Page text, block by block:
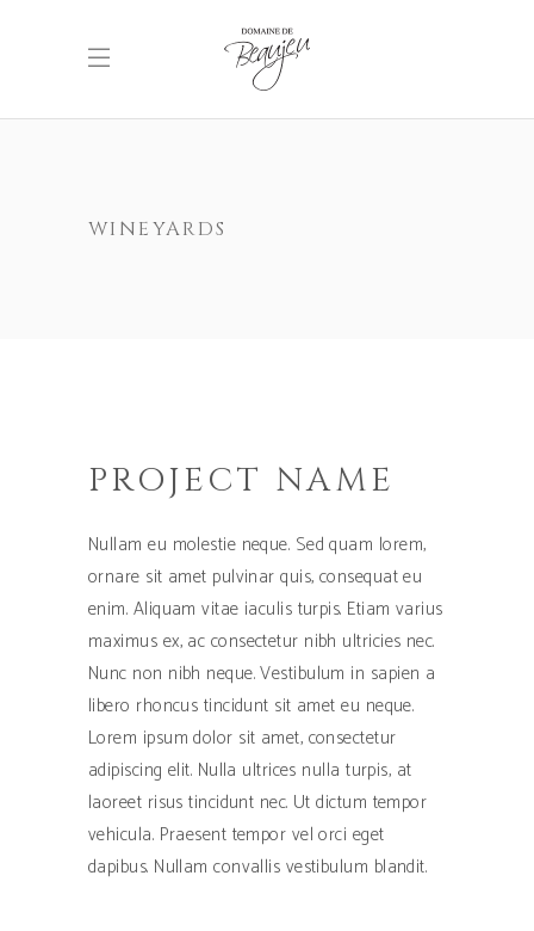
WINEYARDS
PROJECT NAME
Nullam eu molestie neque. Sed quam lorem,
ornare sit amet pulvinar quis, consequat eu
enim. Aliquam vitae iaculis turpis. Etiam varius
maximus ex, ac consectetur nibh ultricies nec.
Nunc non nibh neque. Vestibulum in sapien a
libero rhoncus tincidunt sit amet eu neque.
Lorem ipsum dolor sit amet, consectetur
adipiscing elit. Nulla ultrices nulla turpis, at
laoreet risus tincidunt nec. Ut dictum tempor
vehicula. Praesent tempor vel orci eget
dapibus. Nullam convallis vestibulum blandit.